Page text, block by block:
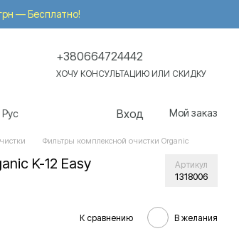
— Бесплатно!
+380664724442
ХОЧУ КОНСУЛЬТАЦИЮ ИЛИ СКИДКУ
Рус Вход Мой заказ
Фильтры комплексной очистки Organic
K-12 Easy Артикул
1318006
К сравнению В желания